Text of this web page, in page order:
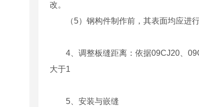
改。
（5）钢构件制作前，其表面均应进
4、调整板缝距离： 依据09CJ20、
大于1
5、安装与嵌缝